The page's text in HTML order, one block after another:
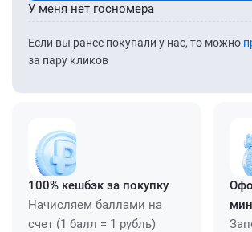
Если вы ранее покупали у нас, то можно
за пару кликов
У меня нет госномера
100% кешбэк за покупку
Начисляем баллами на
счет (1 балл = 1 рубль)
мин